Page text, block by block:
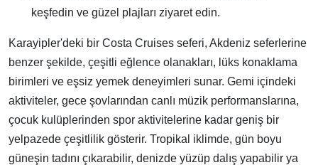
keşfedin ve güzel plajları ziyaret edin.
Karayipler'deki bir Costa Cruises seferi, Akdeniz seferlerine
benzer şekilde, çeşitli eğlence olanakları, lüks konaklama
birimleri ve eşsiz yemek deneyimleri sunar. Gemi içindeki
aktiviteler, gece şovlarından canlı müzik performanslarına,
çocuk kulüplerinden spor aktivitelerine kadar geniş bir
yelpazede çeşitlilik gösterir. Tropikal iklimde, gün boyu
güneşin tadını çıkarabilir, denizde yüzüp dalış yapabilir ya